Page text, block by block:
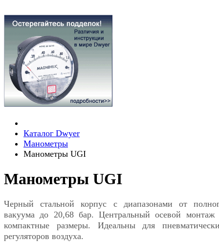
Каталог Dwyer
Манометры
Манометры UGI
Манометры UGI
Черный стальной корпус с диапазонами от
вакуума до 20,68 бар. Центральный осевой монтаж
компактные размеры. Идеальны для
регуляторов воздуха.